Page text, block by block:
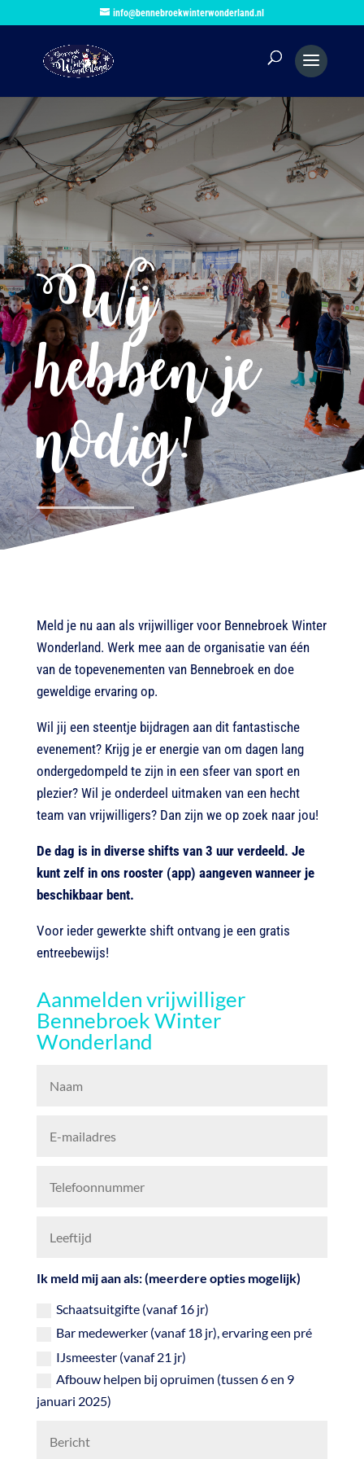
info@bennebroekwinterwonderland.nl
Wij
hebben je
nodig!
Meld je nu aan als vrijwilliger voor Bennebroek Winter
Wonderland. Werk mee aan de organisatie van één
van de topevenementen van Bennebroek en doe
geweldige ervaring op.
Wil jij een steentje bijdragen aan dit fantastische
evenement? Krijg je er energie van om dagen lang
ondergedompeld te zijn in een sfeer van sport en
plezier? Wil je onderdeel uitmaken van een hecht
team van vrijwilligers? Dan zijn we op zoek naar jou!
De dag is in diverse shifts van 3 uur verdeeld. Je
kunt zelf in ons rooster (app) aangeven wanneer je
beschikbaar bent.
Voor ieder gewerkte shift ontvang je een gratis
entreebewijs!
Aanmelden vrijwilliger
Bennebroek Winter
Wonderland
Ik meld mij aan als: (meerdere opties mogelijk)
Schaatsuitgifte (vanaf 16 jr)
Bar medewerker (vanaf 18 jr), ervaring een pré
IJsmeester (vanaf 21 jr)
Afbouw helpen bij opruimen (tussen 6 en 9
januari 2025)